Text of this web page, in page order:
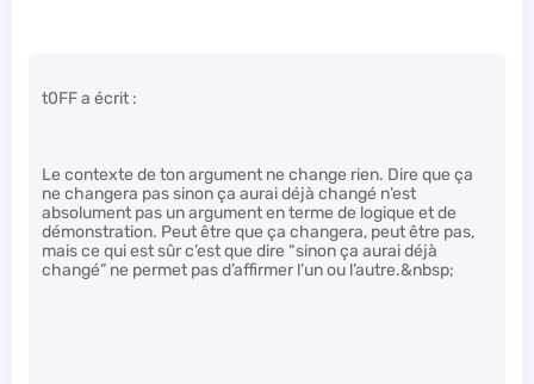
t0FF a écrit :
Le contexte de ton argument ne change rien. Dire que ça
ne changera pas sinon ça aurai déjà changé n’est
absolument pas un argument en terme de logique et de
démonstration. Peut être que ça changera, peut être pas,
mais ce qui est sûr c’est que dire “sinon ça aurai déjà
changé” ne permet pas d’affirmer l’un ou l’autre.&nbsp;